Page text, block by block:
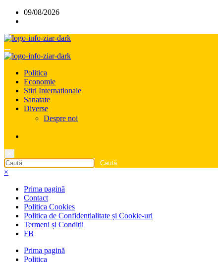
09/08/2026
Politica
Economie
Stiri Internationale
Sanatate
Diverse
Despre noi
×
Prima pagină
Contact
Politica Cookies
Politica de Confidențialitate și Cookie-uri
Termeni și Condiții
FB
Prima pagină
Politica